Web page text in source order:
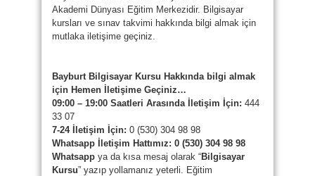
Akademi Dünyası Eğitim Merkezidir. Bilgisayar
kursları ve sınav takvimi hakkında bilgi almak için
mutlaka iletişime geçiniz.
Bayburt Bilgisayar Kursu Hakkında bilgi almak
için Hemen İletişime Geçiniz…
09:00 – 19:00 Saatleri Arasında İletişim İçin: 444
33 07
7-24 İletişim İçin: 0 (530) 304 98 98
Whatsapp
İletişim Hattımız: 0 (530) 304 98 98
Whatsapp ya da kısa mesaj olarak “Bilgisayar
Kursu” yazıp yollamanız yeterli. Eğitim